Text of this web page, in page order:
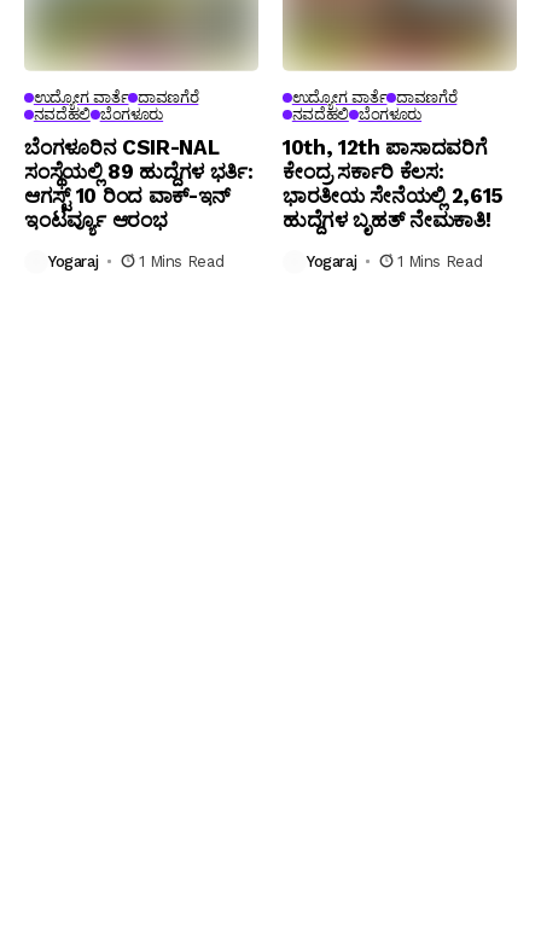
ಉದ್ಯೋಗ ವಾರ್ತೆ ದಾವಣಗೆರೆ
ನವದೆಹಲಿ ಬೆಂಗಳೂರು
ಬೆಂಗ‌ಳೂರಿನ CSIR-NAL
ಸಂಸ್ಥೆಯಲ್ಲಿ 89 ಹುದ್ದೆಗಳ ಭರ್ತಿ:
ಆಗಸ್ಟ್ 10 ರಿಂದ ವಾಕ್-ಇನ್
ಇಂಟರ್ವ್ಯೂ ಆರಂಭ
Yogaraj 1 Mins Read
ಉದ್ಯೋಗ ವಾರ್ತೆ ದಾವಣಗೆರೆ
ನವದೆಹಲಿ ಬೆಂಗಳೂರು
10th, 12th ಪಾಸಾದವರಿಗೆ
ಕೇಂದ್ರ ಸರ್ಕಾರಿ ಕೆಲಸ:
ಭಾರತೀಯ ಸೇನೆಯಲ್ಲಿ 2,615
ಹುದ್ದೆಗಳ ಬೃಹತ್ ನೇಮಕಾತಿ!
Yogaraj 1 Mins Read